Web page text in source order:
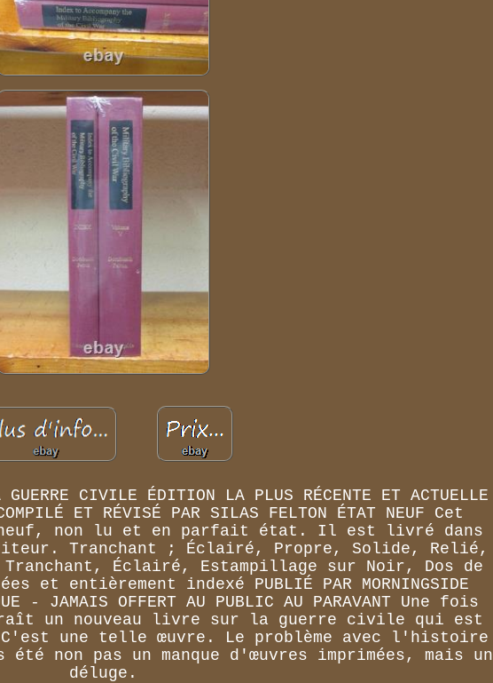
CIVILE ÉDITION LA PLUS RÉCENTE ET ACTUELLE
ET RÉVISÉ PAR SILAS FELTON ÉTAT NEUF Cet
neuf, non lu et en parfait état. Il est livré dans
Tranchant ; Éclairé, Propre, Solide, Relié,
Tranchant, Éclairé, Estampillage sur Noir, Dos de
entièrement indexé PUBLIÉ PAR MORNINGSIDE
- JAMAIS OFFERT AU PUBLIC AU PARAVANT Une fois
un nouveau livre sur la guerre civile qui est
une telle œuvre. Le problème avec l'histoire
non pas un manque d'œuvres imprimées, mais un
déluge.